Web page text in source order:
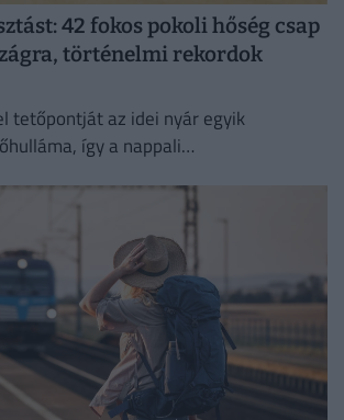
42 fokos pokoli hőség csap
történelmi rekordok
tetőpontját az idei nyár egyik
így a nappali